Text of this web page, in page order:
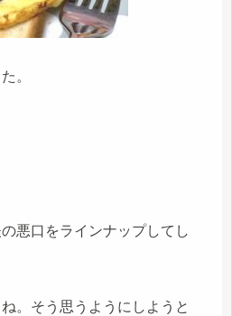
。
悪口をラインナップしてし
。そう思うようにしようと